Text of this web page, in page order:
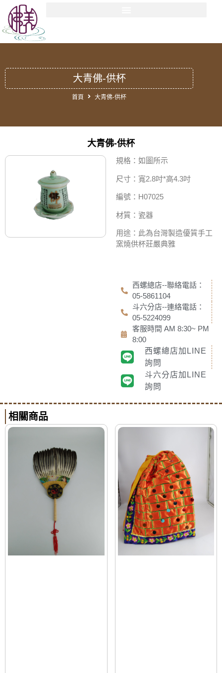
大青佛-供杯
首頁 大青佛-供杯
大青佛-供杯
規格：如圖所示
尺寸：寬2.8吋*高4.3吋
編號：H07025
材質：瓷器
用途：此為台灣製造優質手工
窯燒供杯莊嚴典雅
西螺總店--聯絡電話：
05-5861104
斗六分店--連絡電話：
05-5224099
客服時間 AM 8:30~ PM
8:00
西螺總店加LINE
詢問
斗六分店加LINE
詢問
相關商品